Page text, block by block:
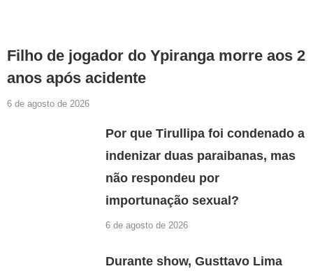
Filho de jogador do Ypiranga morre aos 2
anos após acidente
6 de agosto de 2026
Por que Tirullipa foi condenado a
indenizar duas paraibanas, mas
não respondeu por
importunação sexual?
6 de agosto de 2026
Durante show, Gusttavo Lima